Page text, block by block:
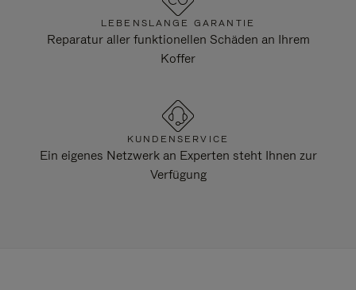
LEBENSLANGE GARANTIE
Reparatur aller funktionellen Schäden an Ihrem
Koffer
KUNDENSERVICE
Ein eigenes Netzwerk an Experten steht Ihnen zur
Verfügung